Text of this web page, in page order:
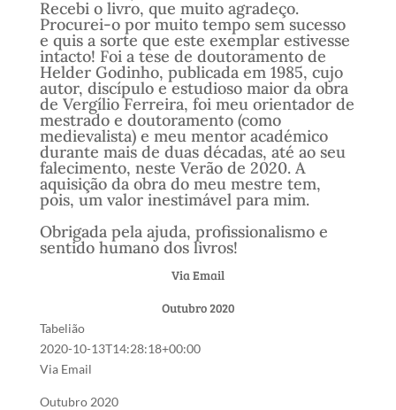
Recebi o livro, que muito agradeço.
Procurei-o por muito tempo sem sucesso
e quis a sorte que este exemplar estivesse
intacto! Foi a tese de doutoramento de
Helder Godinho, publicada em 1985, cujo
autor, discípulo e estudioso maior da obra
de Vergílio Ferreira, foi meu orientador de
mestrado e doutoramento (como
medievalista) e meu mentor académico
durante mais de duas décadas, até ao seu
falecimento, neste Verão de 2020. A
aquisição da obra do meu mestre tem,
pois, um valor inestimável para mim.
Obrigada pela ajuda, profissionalismo e
sentido humano dos livros!
Via Email
Outubro 2020
Tabelião
2020-10-13T14:28:18+00:00
Via Email
Outubro 2020